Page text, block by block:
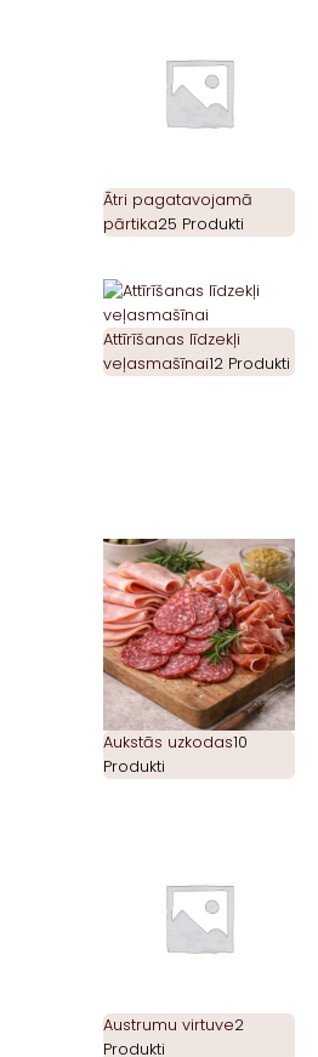
Ātri pagatavojamā
pārtika25 Produkti
Attīrīšanas līdzekļi
veļasmašīnai12 Produkti
Aukstās uzkodas10
Produkti
Austrumu virtuve2
Produkti